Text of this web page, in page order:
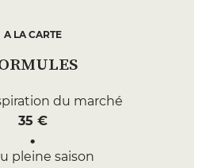
A LA CARTE
du marché
35 €
pleine saison